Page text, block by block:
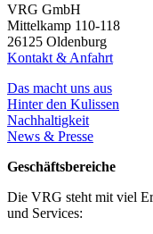
VRG GmbH
Mittelkamp 110-118
26125 Oldenburg
Kontakt & Anfahrt
Das macht uns aus
Hinter den Kulissen
Nachhaltigkeit
News & Presse
Geschäftsbereiche
Die VRG steht mit viel
und Services: